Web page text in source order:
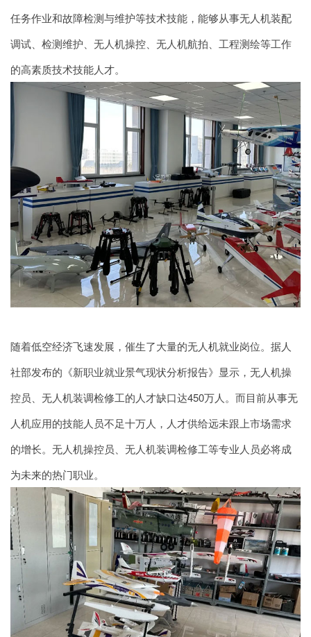
任务作业和故障检测与维护等技术技能，能够从事无人机装配
调试、检测维护、无人机操控、无人机航拍、工程测绘等工作
的高素质技术技能人才。
随着低空经济飞速发展，催生了大量的无人机就业岗位。据人
社部发布的《新职业就业景气现状分析报告》显示，无人机操
控员、无人机装调检修工的人才缺口达450万人。而目前从事无
人机应用的技能人员不足十万人，人才供给远未跟上市场需求
的增长。无人机操控员、无人机装调检修工等专业人员必将成
为未来的热门职业。